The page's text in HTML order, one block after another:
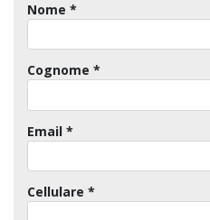
Nome *
Cognome *
Email *
Cellulare *